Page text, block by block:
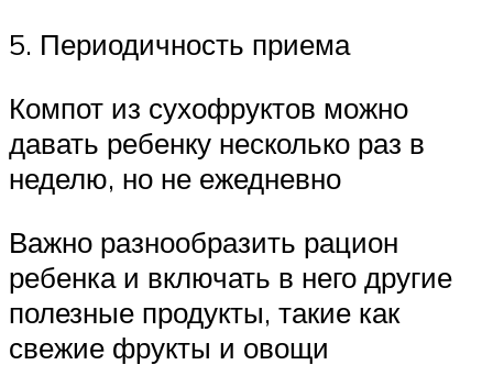
5. Периодичность приема
Компот из сухофруктов можно
давать ребенку несколько раз в
неделю, но не ежедневно
Важно разнообразить рацион
ребенка и включать в него другие
полезные продукты, такие как
свежие фрукты и овощи